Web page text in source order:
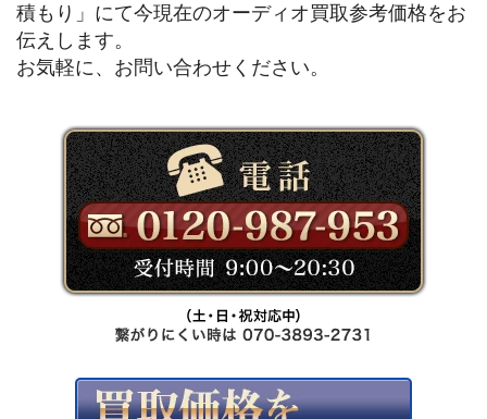
積もり」にて今現在のオーディオ買取参考価格をお
伝えします。
お気軽に、お問い合わせください。